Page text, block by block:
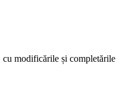
modificările și completările